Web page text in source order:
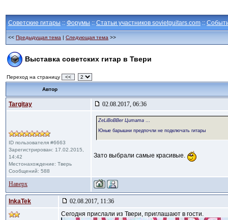
Советские гитары :: Форумы :: Статьи участников sovietguitars.com ::
<< Предыдущая тема | Следующая тема >>
Выставка советских гитар в Твери
Переход на страницу <<
Автор
Targitay 02.08.2017, 06:36
ID пользователя #6663
Зарегистрирован: 17.02.2015,
14:42
Местонахождение: Тверь
Сообщений: 588
ZeLiBoBBer Цитата ...
Юные барышни предпочли не подключать гитары
Зато выбрали самые красивые.
Наверх
InkaTek 02.08.2017, 11:36
Сегодня прислали из Твери, приглашают в гости.